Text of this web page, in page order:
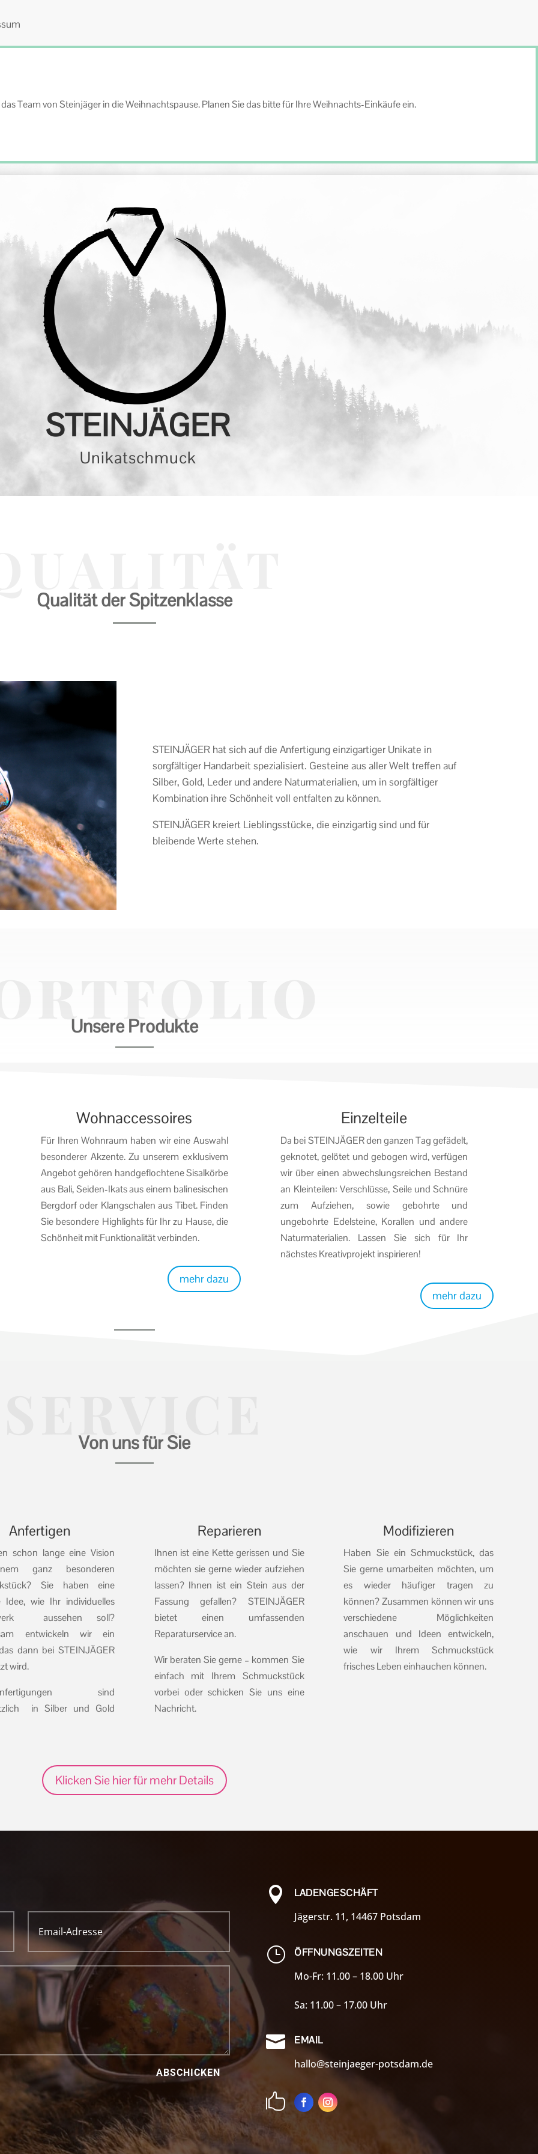
Team von Steinjäger in die Weihnachtspause. Planen Sie das bitte für Ihre Weihnachts-Einkäufe ein.
STEINJÄGER
Unikatschmuck
Qualität der Spitzenklasse
STEINJÄGER hat sich auf die Anfertigung einzigartiger Unikate in
sorgfältiger Handarbeit spezialisiert. Gesteine aus aller Welt treffen auf
Silber, Gold, Leder und andere Naturmaterialien, um in sorgfältiger
Kombination ihre Schönheit voll entfalten zu können.
STEINJÄGER kreiert Lieblingsstücke, die einzigartig sind und für
bleibende Werte stehen.
Unsere Produkte
Wohnaccessoires
Für Ihren Wohnraum haben wir eine Auswahl
besonderer Akzente. Zu unserem exklusivem
Angebot gehören handgeflochtene Sisalkörbe
aus Bali, Seiden-Ikats aus einem balinesischen
Bergdorf oder Klangschalen aus Tibet. Finden
Sie besondere Highlights für Ihr zu Hause, die
Schönheit mit Funktionalität verbinden.
mehr dazu
Einzelteile
Da bei STEINJÄGER den ganzen Tag gefädelt,
geknotet, gelötet und gebogen wird, verfügen
wir über einen abwechslungsreichen Bestand
an Kleinteilen: Verschlüsse, Seile und Schnüre
zum Aufziehen, sowie gebohrte und
ungebohrte Edelsteine, Korallen und andere
Naturmaterialien. Lassen Sie sich für Ihr
nächstes Kreativprojekt inspirieren!
mehr dazu
Von uns für Sie
Anfertigen
schon lange eine Vision
ganz besonderen
Sie haben eine
Idee, wie Ihr individuelles
aussehen soll?
entwickeln wir ein
dann bei STEINJÄGER
wird.
sind
in Silber und Gold
Reparieren
Ihnen ist eine Kette gerissen und Sie
möchten sie gerne wieder aufziehen
lassen? Ihnen ist ein Stein aus der
Fassung gefallen? STEINJÄGER
bietet einen umfassenden
Reparaturservice an.
Wir beraten Sie gerne – kommen Sie
einfach mit Ihrem Schmuckstück
vorbei oder schicken Sie uns eine
Nachricht.
Modifizieren
Haben Sie ein Schmuckstück, das
Sie gerne umarbeiten möchten, um
es wieder häufiger tragen zu
können? Zusammen können wir uns
verschiedene Möglichkeiten
anschauen und Ideen entwickeln,
wie wir Ihrem Schmuckstück
frisches Leben einhauchen können.
Klicken Sie hier für mehr Details
ABSCHICKEN
 LADENGESCHÄFT
Jägerstr. 11, 14467 Potsdam
} ÖFFNUNGSZEITEN
Mo-Fr: 11.00 – 18.00 Uhr
Sa: 11.00 – 17.00 Uhr
 EMAIL
hallo@steinjaeger-potsdam.de
